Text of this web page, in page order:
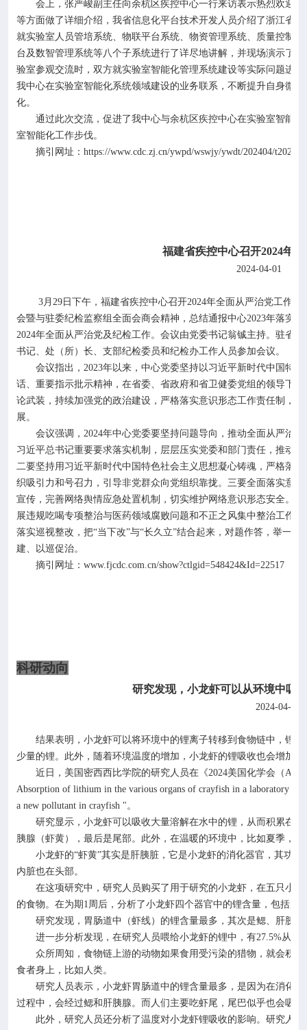
会上，张严峻副主任向余杭区疾控中心一行来访表示热烈欢迎
等方面做了详细介绍，我省信息化平台技术开发人员介绍了浙江省
就实验室人员管培系统、物联平台系统、物资管理系统、质量控制
台及数智管理系统等八个子系统进行了详尽地讲解，并现场演示了
验室参观交流时，双方就实验室智能化管理系统建设等实际问题进
我中心在实验室智能化系统领域建设的业务联系，不断提升自身微
化。
通过此次交流，促进了我中心与余杭区疾控中心在实验室智能
室智能化工作步伐。
摘引网址： https://www.cdc.zj.cn/ywpd/wswjy/ywdt/202404/
福建省疾控中心召开2024年
2024-04-01
3月 29日下午，福建省疾控中心召开2024年全面从严治党工作分
会暨与驻委纪检监察组全面会商会精神，总结通报中心2023年落实全
2024年全面从严治党及纪检工作。会议由党委书记翁铖主持。驻省
书记、处（所）长、支部纪检委员和纪检办工作人员参加会议。
会议指出， 2023年以来，中心党委坚持以习近平新时代中国特
话、重要指示批示精神，在省委、省政府和省卫健委党组的领导下
论武装，持续加强党的政治建设，严格落实意识形态工作责任制，
展。
会议强调， 2024年中心党委要坚持问题导向，推动全面从严治
习近平总书记重要要求落实机制，层层压实党委和部门责任，推动
二要坚持用习近平新时代中国特色社会主义思想凝心铸魂，严格落
织吸引力和号召力，引导非党群众向党组织靠拢。三要全面落实意
宣传，完善网络舆情应急处置机制，切实维护网络意识形态安全。
展违规吃喝专项整治与医药领域腐败问题和不正之风集中整治工作
落实巡视整改，把“当下改”与“长久立”结合起来，对题作答，举一
建、以巡促治。
摘引网址： www.fjcdc.com.cn/show?ctlgid=548424&Id=22517
科研动向
研究发现，小龙虾可以从环境中吸
2024-04-02
结果表明，小龙虾可以将环境中的锂离子转移到食物链中，锂含
少量的锂。此外，随着环境温度的增加，小龙虾的锂吸收也会增加。
近日，美国密西西比学院的研究人员在《2024美国化学会（ACS
Absorption of lithium in the various organs of crayfish in a laboratory
a new pollutant in crayfish "。
研究显示，小龙虾可以吸收大量溶解在水中的锂，从而积累在
胰腺（虾黄），最后是尾部。此外，在温暖的环境中，比如夏季，
小龙虾的“虾黄”其实是肝胰脏，它是小龙虾的消化器官，其功
内脏也在头部。
在这项研究中，研究人员购买了用于研究的小龙虾，在五只小
的食物。在为期 1周后，分析了小龙虾四个器官中的锂含量，包括肝
研究发现，胃肠道中（虾线）的锂含量最多，其次是鳃、肝胰
进一步分析发现，在研究人员喂给小龙虾的锂中，有27.5%从小
众所周知，食物链上游的动物如果食用受污染的猎物，就会积
食者身上，比如人类。
研究人员表示，小龙虾胃肠道中的锂含量最多，是因为在消化
过程中，会经过鳃和肝胰腺。而人们主要吃虾尾，尾巴似乎也会吸
此外，研究人员还分析了温度对小龙虾锂吸收的影响。研究人